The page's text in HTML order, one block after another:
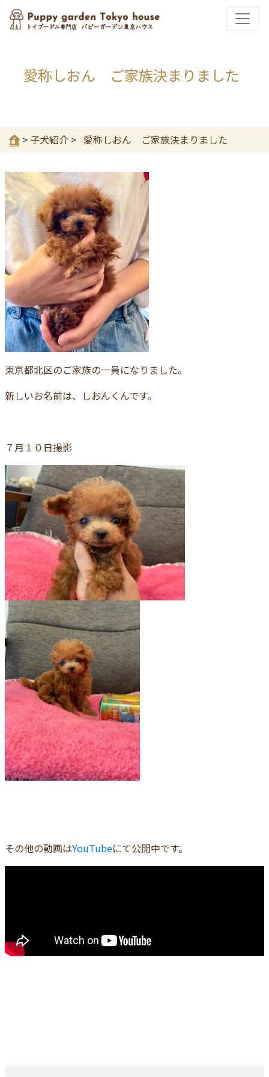
愛称しおん ご家族決まりました
> 子犬紹介 > 愛称しおん ご家族決まりました
東京都北区のご家族の一員になりました。
新しいお名前は、しおんくんです。
７月１０日撮影
その他の動画はYouTubeにて公開中です。